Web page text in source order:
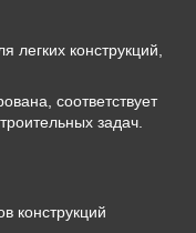
легких конструкций,
соответствует
задач.
конструкций